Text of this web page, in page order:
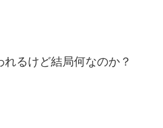
るけど結局何なのか？